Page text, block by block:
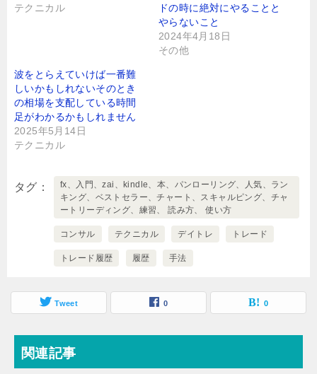
テクニカル
ドの時に絶対にやることと
やらないこと
2024年4月18日
その他
波をとらえていけば一番難
しいかもしれないそのとき
の相場を支配している時間
足がわかるかもしれません
2025年5月14日
テクニカル
タグ
fx、入門、zai、kindle、本、パンローリング、人気、ラン
キング、ベストセラー、チャート、スキャルピング、チャ
ートリーディング、練習、 読み方、 使い方
コンサル テクニカル デイトレ トレード
トレード履歴 履歴 手法
Tweet 0 0
関連記事